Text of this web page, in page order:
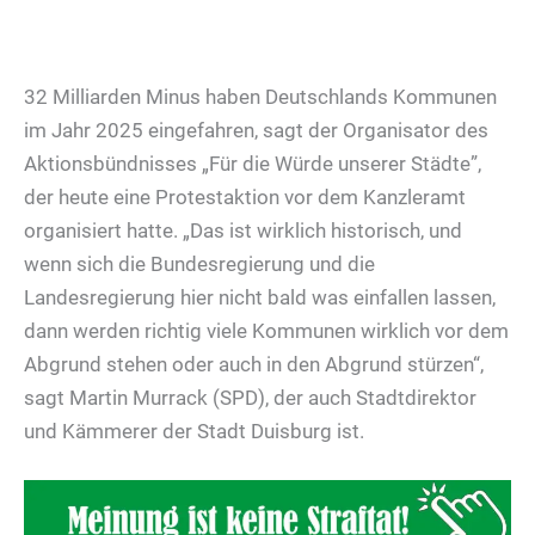
32 Milliarden Minus haben Deutschlands Kommunen
im Jahr 2025 eingefahren, sagt der Organisator des
Aktionsbündnisses „Für die Würde unserer Städte”,
der heute eine Protestaktion vor dem Kanzleramt
organisiert hatte. „Das ist wirklich historisch, und
wenn sich die Bundesregierung und die
Landesregierung hier nicht bald was einfallen lassen,
dann werden richtig viele Kommunen wirklich vor dem
Abgrund stehen oder auch in den Abgrund stürzen“,
sagt Martin Murrack (SPD), der auch Stadtdirektor
und Kämmerer der Stadt Duisburg ist.